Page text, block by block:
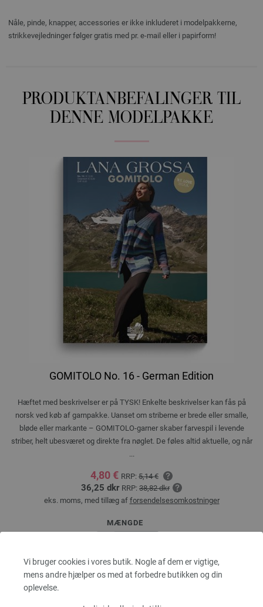
Vi bruger cookies i vores butik. Nogle af dem er vigtige,
mens andre hjælper os med at forbedre butikken og din
oplevelse.
Nåle, pinde, knapper, accessories er ikke inkluderet i modelpakkerne,
strikkevejledninger følger gratis med pr. e-mail eller i papirform!
PRODUKTANBEFALINGER TIL
DENNE MODELPAKKE
GOMITOLO No. 16 - German Edition
Hæftet med beskrivelser er på TYSK! Enkelte beskrivelser kan fås på
norsk ved køb af garnpakke. Uanset om striberne er brede eller smalle,
bløde eller markante – GOMITOLO-garner skaber farvespil i levende
striber, helt ubesværet og direkte fra nøglet. De føles altid aktuelle, og når
...
4,80 € RRP: 5,14 €
36,25 dkr RRP: 38,82 dkr
eks. moms, med tillæg af forsendelsesomkostninger
MÆNGDE
I INDKØBSKURVEN